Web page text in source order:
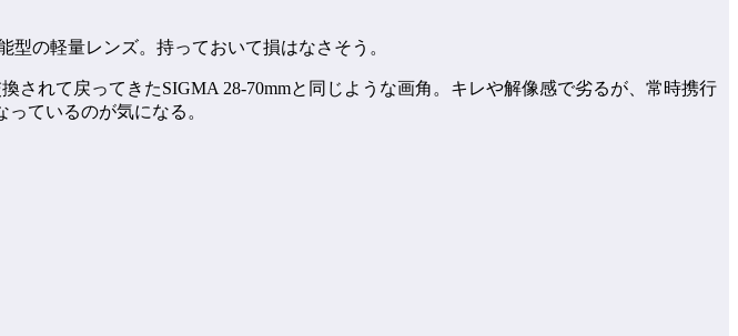
型の軽量レンズ。持っておいて損はなさそう。
れて戻ってきたSIGMA 28-70mmと同じような画角。キレや解像感で劣るが、常時携行
ているのが気になる。